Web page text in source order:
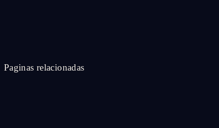
Paginas relacionadas